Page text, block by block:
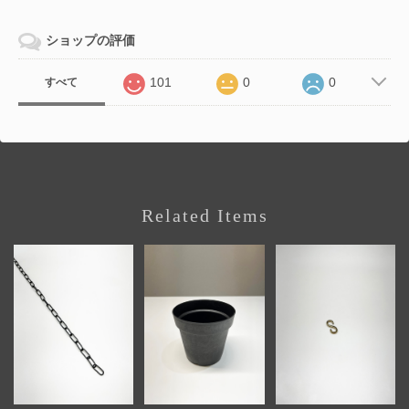
ショップの評価
すべて 101 0 0
Related Items